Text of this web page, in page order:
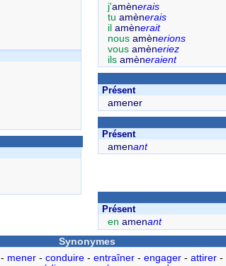
j'amènerais
tuamènerais
ilamènerait
nousamènerions
vousamèneriez
ilsamèneraient
Présent
amener
Présent
amenant
Présent
enamenant
Synonymes
mener- conduire- entraîner- engager- attirer-